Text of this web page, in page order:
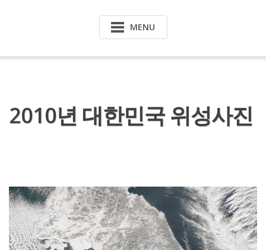
MENU
2010년 대한민국 위성사진